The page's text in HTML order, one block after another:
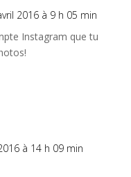
2016 à 9 h 05 min
Instagram que tu
à 14 h 09 min